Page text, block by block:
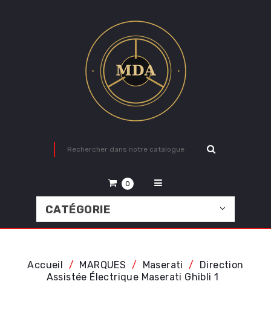
0
CATÉGORIE
Accueil MARQUES Maserati
Direction
Assistée Électrique Maserati Ghibli 1